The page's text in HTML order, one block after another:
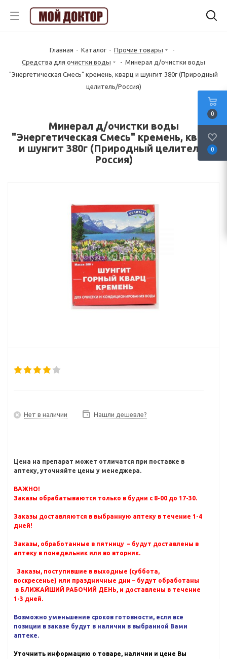
Главная - Каталог - Прочие товары
-
Средства для очистки воды
- Минерал д/очистки воды
"Энергетическая Смесь" кремень, кварц и шунгит 380г (Природный
целитель/Россия)
Минерал д/очистки воды
"Энергетическая Смесь" кремень, кварц
и шунгит 380г (Природный целитель/
Россия)
Нет в наличии Нашли дешевле?
Цена на препарат может отличатся при поставке в
аптеку, уточняйте цены у менеджера.
ВАЖНО!
Заказы обрабатываются только в будни с 8-00 до 17-30.
Заказы доставляются в выбранную аптеку в течение 1-4
дней!
Заказы, обработанные в пятницу – будут доставлены в
аптеку в понедельник или во вторник.
Заказы, поступившие в выходные (суббота,
воскресенье) или праздничные дни – будут обработаны
в БЛИЖАЙШИЙ РАБОЧИЙ ДЕНЬ, и доставлены в течение
1-3 дней.
Возможно уменьшение сроков готовности, если все
позиции в заказе будут в наличии в выбранной Вами
аптеке.
Уточнить информацию о товаре, наличии и цене Вы
0
0